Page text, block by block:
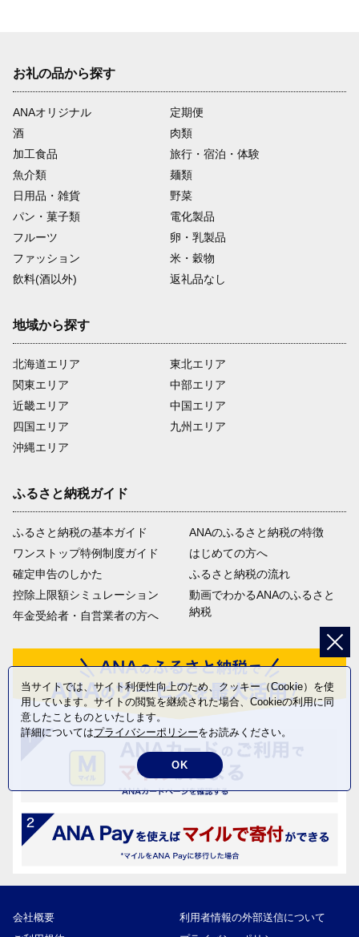
お礼の品から探す
ANAオリジナル
定期便
酒
肉類
加工食品
旅行・宿泊・体験
魚介類
麺類
日用品・雑貨
野菜
パン・菓子類
電化製品
フルーツ
卵・乳製品
ファッション
米・穀物
飲料(酒以外)
返礼品なし
地域から探す
北海道エリア
関東エリア
近畿エリア
四国エリア
沖縄エリア
東北エリア
中部エリア
中国エリア
九州エリア
ふるさと納税ガイド
ふるさと納税の基本ガイド
ワンストップ特例制度ガイド
確定申告のしかた
控除上限額シミュレーション
年金受給者・自営業者の方へ
ANAのふるさと納税の特徴
はじめての方へ
ふるさと納税の流れ
動画でわかるANAのふるさと
納税
会社概要
利用者情報の外部送信について
当サイトでは、サイト利便性向上のため、クッキー（Cookie）を使
用しています。サイトの閲覧を継続された場合、Cookieの利用に同
意したことものといたします。
詳細についてはプライバシーポリシーをお読みください。
OK